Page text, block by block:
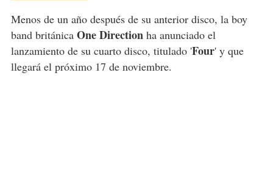
Menos de un año después de su anterior disco, la boy
band británica One Direction ha anunciado el
lanzamiento de su cuarto disco, titulado 'Four' y que
llegará el próximo 17 de noviembre.